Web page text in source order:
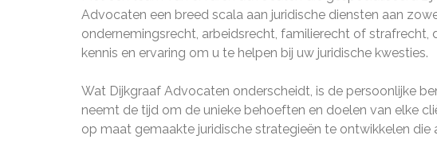
Advocaten een breed scala aan juridische diensten aan
ondernemingsrecht, arbeidsrecht, familierecht of
kennis en ervaring om u te helpen bij uw juridische kwesties.
Wat Dijkgraaf Advocaten onderscheidt, is de persoonlijke
neemt de tijd om de unieke behoeften en doelen van elke
op maat gemaakte juridische strategieën te ontwikkelen die